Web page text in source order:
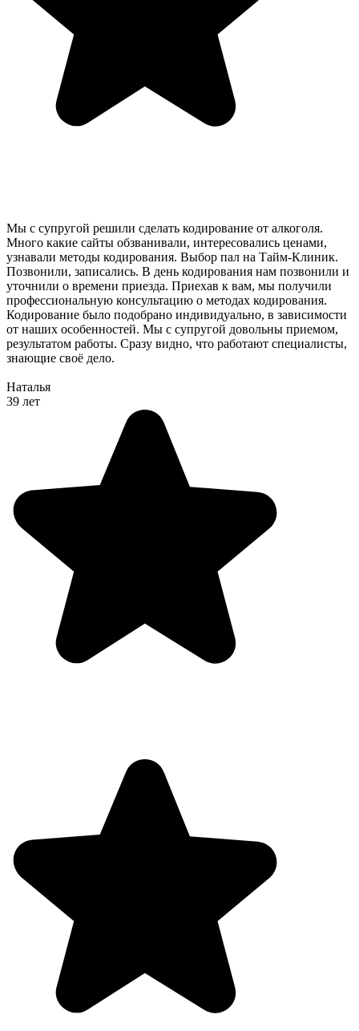
Мы с супругой решили сделать кодирование от алкоголя.
Много какие сайты обзванивали, интересовались ценами,
узнавали методы кодирования. Выбор пал на Тайм-Клиник.
Позвонили, записались. В день кодирования нам позвонили и
уточнили о времени приезда. Приехав к вам, мы получили
профессиональную консультацию о методах кодирования.
Кодирование было подобрано индивидуально, в зависимости
от наших особенностей. Мы с супругой довольны приемом,
результатом работы. Сразу видно, что работают специалисты,
знающие своё дело.
Наталья
39 лет